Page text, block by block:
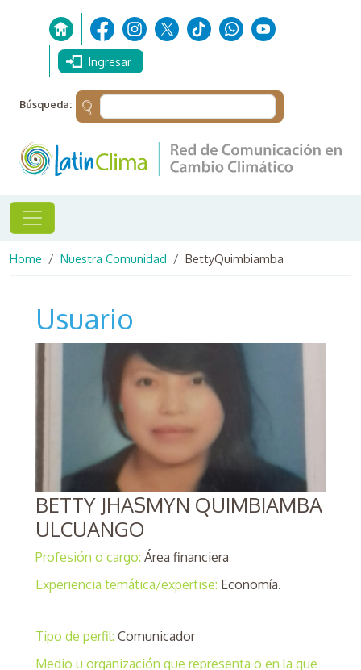
Skip to main content
Ingresar
Búsqueda:
Breadcrumb
Home Nuestra Comunidad BettyQuimbiamba
Usuario
BETTY JHASMYN QUIMBIAMBA
ULCUANGO
Profesión o cargo: Área financiera
Experiencia temática/expertise: Economía.
Tipo de perfil: Comunicador
Medio u organización que representa o en la que